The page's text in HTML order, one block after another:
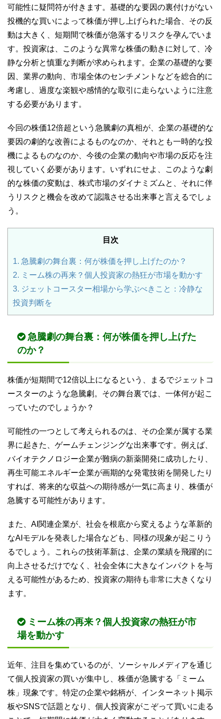
可能性に疑問符が付きます。基礎的な要因の裏付けがない
投機的な買いによって株価が押し上げられた場合、その反
動は大きく、短期間で株価が急落するリスクを孕んでいま
す。投資家は、このような異常な株価の動きに対して、冷
静な分析と慎重な判断が求められます。企業の基礎的な要
因、業界の動向、市場全体のセンチメントなどを総合的に
考慮し、過度な楽観や感情的な取引に走らないように注意
する必要があります。
今回の株価12倍超という急騰劇の真相が、企業の基礎的な
要因の劇的な改善によるものなのか、それとも一時的な投
機によるものなのか、今後の企業の動向や市場の反応を注
視していく必要があります。いずれにせよ、このような劇
的な株価の変動は、株式市場のダイナミズムと、それに伴
うリスクと機会を改めて認識させる出来事と言えるでしょ
う。
目次
1. 急騰劇の舞台裏：何が株価を押し上げたのか？
2. ミーム株の再来？個人投資家の熱狂が市場を動かす
3. ジェットコースター相場から学ぶべきこと：冷静な
投資判断を
急騰劇の舞台裏：何が株価を押し上げた
のか？
株価が短期間で12倍以上になるという、まるでジェットコ
ースターのような急騰劇。その舞台裏では、一体何が起こ
っていたのでしょうか？
可能性の一つとして考えられるのは、その企業が属する業
界に起きた、ゲームチェンジングな出来事です。例えば、
バイオテクノロジー企業が難病の新薬開発に成功したり、
再生可能エネルギー企業が画期的な発電技術を開発したり
すれば、将来的な収益への期待感が一気に高まり、株価が
急騰する可能性があります。
また、AI関連企業が、社会を根底から変えるような革新的
なAIモデルを発表した場合なども、同様の現象が起こりう
るでしょう。これらの技術革新は、企業の業績を飛躍的に
向上させるだけでなく、社会全体に大きなインパクトを与
える可能性があるため、投資家の期待も非常に大きくなり
ます。
ミーム株の再来？個人投資家の熱狂が市
場を動かす
近年、注目を集めているのが、ソーシャルメディアを通じ
て個人投資家の買いが集中し、株価が急騰する「ミーム
株」現象です。特定の企業や銘柄が、インターネット掲示
板やSNSで話題となり、個人投資家がこぞって買いに走る